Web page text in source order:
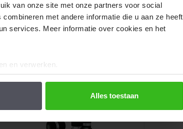
van onze site met onze partners voor social
met andere informatie die u aan ze heeft
services. Meer informatie over cookies en het
en verwerken.
Alles toestaan